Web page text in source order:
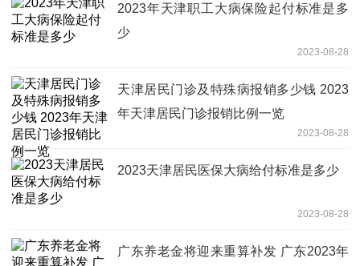
2023年天津职工大病保险起付标准是多
少
2023-08-28
天津居民门诊及特殊病报销多少钱 2023
年天津居民门诊报销比例一览
2023-08-28
2023天津居民医保大病给付标准是多少
2023-08-28
广东养老金将迎来重算补发 广东2023年